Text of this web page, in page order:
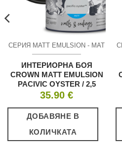
СЕРИЯ MATT EMULSION - МАТ
ИНТЕРИОРНА БОЯ
CROWN MATT EMULSION
PACIVIC OYSTER / 2,5
35.90 €
ДОБАВЯНЕ В
КОЛИЧКАТА